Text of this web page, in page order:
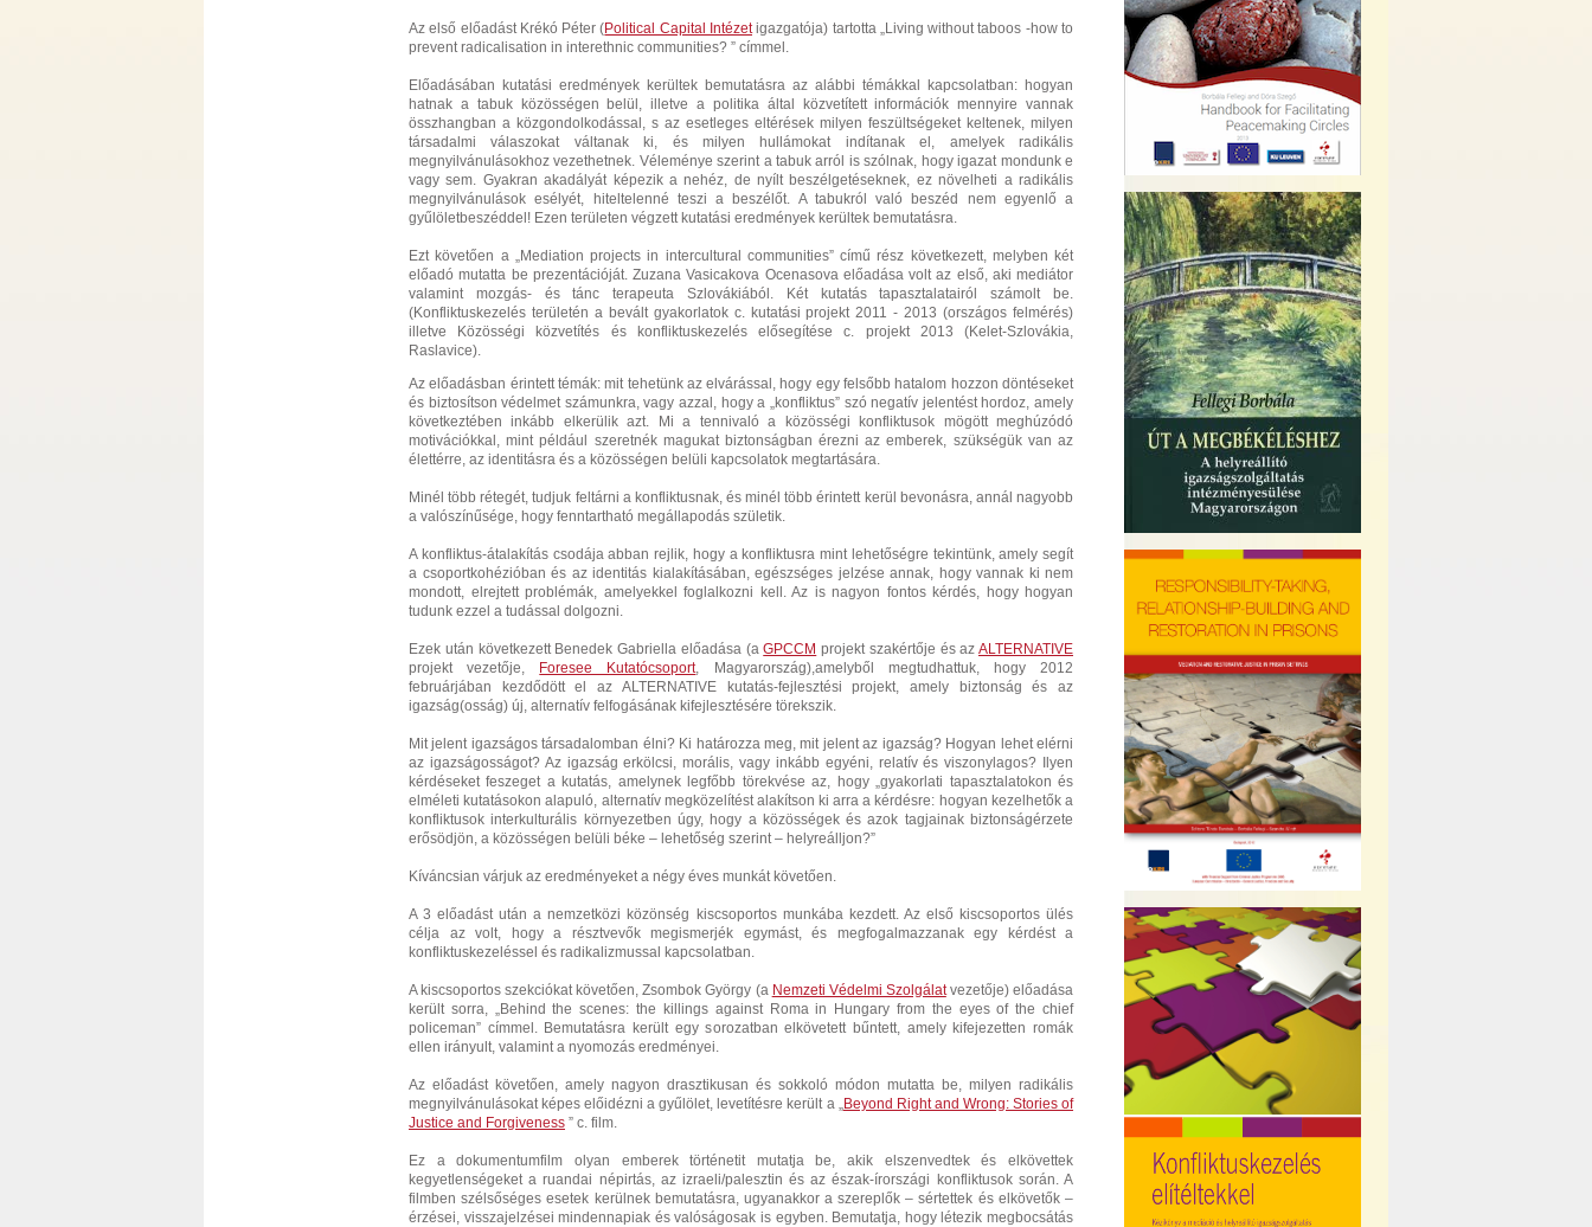
Az első előadást Krékó Péter (Political Capital Intézetigazgatója) tartotta „Living without taboos -how to
prevent radicalisation in interethnic communities? ” címmel.
Előadásában kutatási eredmények kerültek bemutatásra az alábbi témákkal kapcsolatban: hogyan
hatnak a tabuk közösségen belül, illetve a politika által közvetített információk mennyire vannak
összhangban a közgondolkodással, s az esetleges eltérések milyen feszültségeket keltenek, milyen
társadalmi válaszokat váltanak ki, és milyen hullámokat indítanak el, amelyek radikális
megnyilvánulásokhoz vezethetnek. Véleménye szerint a tabuk arról is szólnak, hogy igazat mondunk e
vagy sem. Gyakran akadályát képezik a nehéz, de nyílt beszélgetéseknek, ez növelheti a radikális
megnyilvánulások esélyét, hiteltelenné teszi a beszélőt. A tabukról való beszéd nem egyenlő a
gyűlöletbeszéddel! Ezen területen végzett kutatási eredmények kerültek bemutatásra.
Ezt követően a „Mediation projects in intercultural communities” című rész következett, melyben két
előadó mutatta be prezentációját. Zuzana Vasicakova Ocenasova előadása volt az első, aki mediátor
valamint mozgás- és tánc terapeuta Szlovákiából. Két kutatás tapasztalatairól számolt be.
(Konfliktuskezelés területén a bevált gyakorlatok c. kutatási projekt 2011 - 2013 (országos felmérés)
illetve Közösségi közvetítés és konfliktuskezelés elősegítése c. projekt 2013 (Kelet-Szlovákia,
Raslavice).
Az előadásban érintett témák: mit tehetünk az elvárással, hogy egy felsőbb hatalom hozzon döntéseket
és biztosítson védelmet számunkra, vagy azzal, hogy a „konfliktus” szó negatív jelentést hordoz, amely
következtében inkább elkerülik azt. Mi a tennivaló a közösségi konfliktusok mögött meghúzódó
motivációkkal, mint például szeretnék magukat biztonságban érezni az emberek, szükségük van az
élettérre, az identitásra és a közösségen belüli kapcsolatok megtartására.
Minél több rétegét, tudjuk feltárni a konfliktusnak, és minél több érintett kerül bevonásra, annál nagyobb
a valószínűsége, hogy fenntartható megállapodás születik.
A konfliktus-átalakítás csodája abban rejlik, hogy a konfliktusra mint lehetőségre tekintünk, amely segít
a csoportkohézióban és az identitás kialakításában, egészséges jelzése annak, hogy vannak ki nem
mondott, elrejtett problémák, amelyekkel foglalkozni kell. Az is nagyon fontos kérdés, hogy hogyan
tudunk ezzel a tudással dolgozni.
Ezek után következett Benedek Gabriella előadása (aGPCCM projekt szakértője és az ALTERNATIVE
projekt vezetője,
Foresee Kutatócsoport, Magyarország),amelyből megtudhattuk, hogy 2012
februárjában kezdődött el az ALTERNATIVE kutatás-fejlesztési projekt, amely biztonság és az
igazság(osság) új, alternatív felfogásának kifejlesztésére törekszik.
Mit jelent igazságos társadalomban élni? Ki határozza meg, mit jelent az igazság? Hogyan lehet elérni
az igazságosságot? Az igazság erkölcsi, morális, vagy inkább egyéni, relatív és viszonylagos? Ilyen
kérdéseket feszeget a kutatás, amelynek legfőbb törekvése az, hogy „gyakorlati tapasztalatokon és
elméleti kutatásokon alapuló, alternatív megközelítést alakítson ki arra a kérdésre: hogyan kezelhetők a
konfliktusok interkulturális környezetben úgy, hogy a közösségek és azok tagjainak biztonságérzete
erősödjön, a közösségen belüli béke – lehetőség szerint – helyreálljon?”
Kíváncsian várjuk az eredményeket a négy éves munkát követően.
A 3 előadást után a nemzetközi közönség kiscsoportos munkába kezdett. Az első kiscsoportos ülés
célja az volt, hogy a résztvevők megismerjék egymást, és megfogalmazzanak egy kérdést a
konfliktuskezeléssel és radikalizmussal kapcsolatban.
A kiscsoportos szekciókat követően, Zsombok György (a Nemzeti Védelmi Szolgálatvezetője) előadása
került sorra, „Behind the scenes: the killings against Roma in Hungary from the eyes of the chief
policeman” címmel. Bemutatásra került egy sorozatban elkövetett bűntett, amely kifejezetten romák
ellen irányult, valamint a nyomozás eredményei.
Az előadást követően, amely nagyon drasztikusan és sokkoló módon mutatta be, milyen radikális
megnyilvánulásokat képes előidézni a gyűlölet, levetítésre került a „Beyond Right and Wrong: Stories of
Justice and Forgiveness ” c. film.
Ez a dokumentumfilm olyan emberek történetit mutatja be, akik elszenvedtek és elkövettek
kegyetlenségeket a ruandai népirtás, az izraeli/palesztin és az észak-írországi konfliktusok során. A
filmben szélsőséges esetek kerülnek bemutatásra, ugyanakkor a szereplők – sértettek és elkövetők –
érzései, visszajelzései mindennapiak és valóságosak is egyben. Bemutatja, hogy létezik megbocsátás